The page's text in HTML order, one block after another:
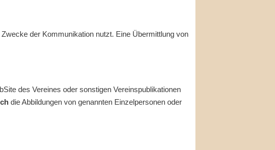
der Kommunikation nutzt. Eine Übermittlung von
des Vereines oder sonstigen Vereinspublikationen
die Abbildungen von genannten Einzelpersonen oder